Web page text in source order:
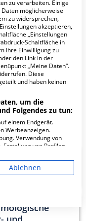
zu verarbeiten. Einige
möglicherweise
zu widersprechen,
akzeptieren,
„Einstellungen
Schaltfläche in
Ihre Einwilligung zu
den Link in der
„Meine Daten“.
Diese
und haben keinen
um die
Folgendes zu tun:
einem Endgerät.
Werbeanzeigen.
Verwendung von
Erstellung von Profilen
Messung der
durch Statistiken
Quellen. Entwicklung
Daten zur
Ablehnen